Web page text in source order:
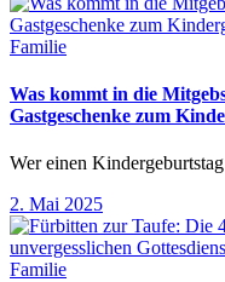
Familie
Was kommt in die
Gastgeschenke zum
Wer einen
2. Mai 2025
Familie